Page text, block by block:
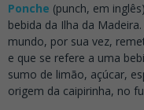
Ponche (punch, em
bebida da Ilha da
mundo, por sua vez,
e que se refere a uma
sumo de limão, açúcar,
origem da caipirinha, no